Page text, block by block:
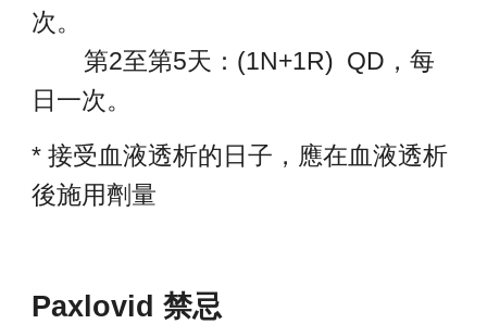
次。
第2至第5天：(1N+1R) QD，每
日一次。
* 接受血液透析的日子，應在血液透析
後施用劑量
Paxlovid 禁忌